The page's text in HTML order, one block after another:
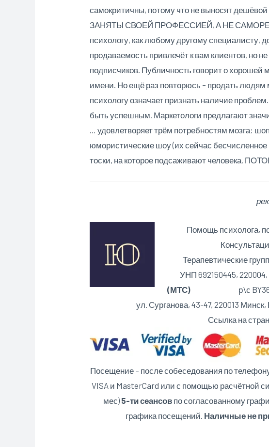
самокритичны, потому что не выносят
ЗАНЯТЫ СВОЕЙ ПРОФЕССИЕЙ, А НЕ
психологу, как любому другому специалисту,
продаваемость привлечёт к вам клиентов, но
подписчиков. Публичность говорит о хорошей
имени. Но ещё раз повторюсь – продать людям
психологу означает признать наличие
быть успешным. Маркетологи предлагают
… удовлетворяет трём потребностям мозга:
юмористические шоу (их сейчас бесчисленное
тоски, на которое подсаживают человека.
Помощь психолога,
Терапевтические
УНП 692150445,
(МТС) р\с BY36 ALFA
ул. Сурганова, 43-47, 220013 Минск,
Ссылка на
Посещение – после собеседования по
VISA и MasterCard или с помощью расчётной
мес) 5-ти сеансов по согласованному
графика посещений. Наличные не